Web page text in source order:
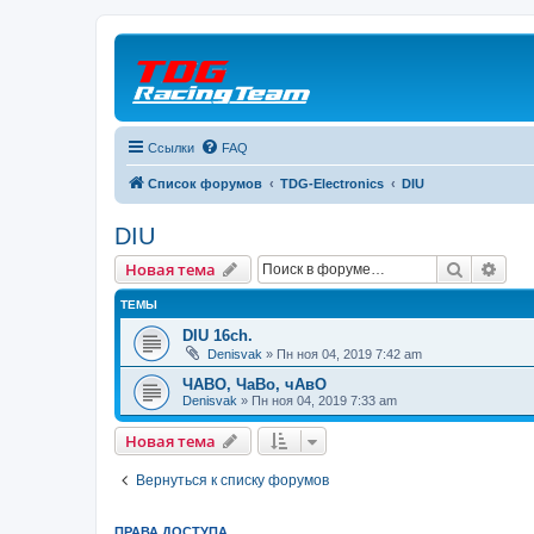
Ссылки FAQ
Список форумов TDG-Electronics DIU
DIU
Новая тема Поиск
ТЕМЫ
DIU 16ch.
Denisvak » Пн ноя 04, 2019 7:42 am
ЧАВО, ЧаВо, чАвО
Denisvak » Пн ноя 04, 2019 7:33 am
Новая тема
Вернуться к списку форумов